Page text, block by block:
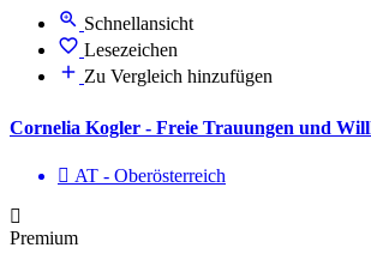
Schnellansicht
Lesezeichen
Zu Vergleich hinzufügen
Cornelia Kogler - Freie Trauungen und
AT - Ober­österreich
Premium